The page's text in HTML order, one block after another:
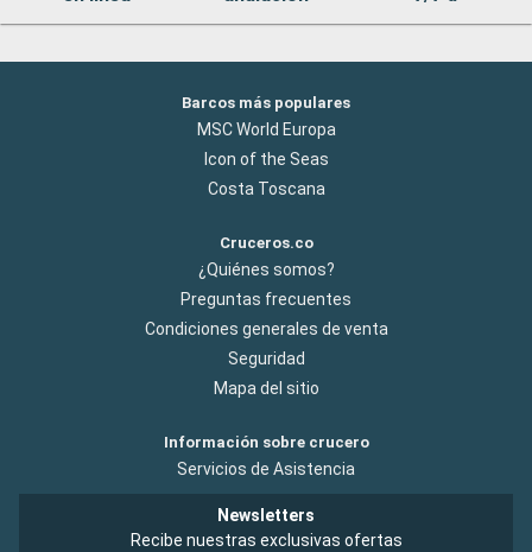
Barcos más populares
MSC World Europa
Icon of the Seas
Costa Toscana
Cruceros.co
¿Quiénes somos?
Preguntas frecuentes
Condiciones generales de venta
Seguridad
Mapa del sitio
Información sobre crucero
Servicios de Asistencia
Newsletters
Recibe nuestras exclusivas ofertas